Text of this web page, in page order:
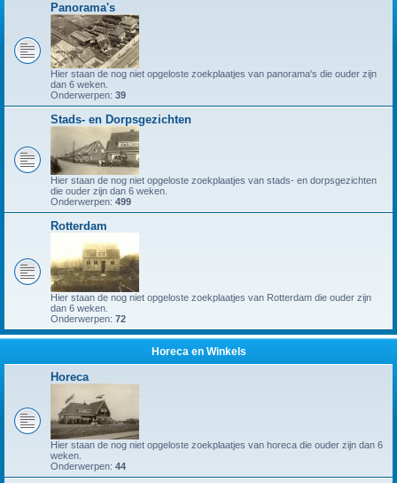
Panorama's
Hier staan de nog niet opgeloste zoekplaatjes van panorama's die ouder zijn
dan 6 weken.
Onderwerpen: 39
Stads- en Dorpsgezichten
Hier staan de nog niet opgeloste zoekplaatjes van stads- en dorpsgezichten
die ouder zijn dan 6 weken.
Onderwerpen: 499
Rotterdam
Hier staan de nog niet opgeloste zoekplaatjes van Rotterdam die ouder zijn
dan 6 weken.
Onderwerpen: 72
Horeca en Winkels
Horeca
Hier staan de nog niet opgeloste zoekplaatjes van horeca die ouder zijn dan 6
weken.
Onderwerpen: 44